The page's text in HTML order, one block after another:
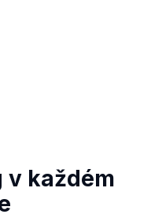
v každém